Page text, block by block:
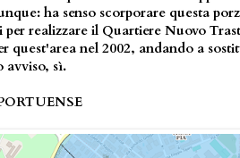
ha senso scorporare questa
realizzare il Quartiere Nuovo
quest'area nel 2002, andando a
avviso, sì.